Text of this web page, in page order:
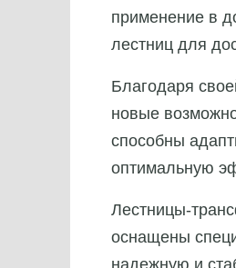
применение в
лестниц для
Благодаря
новые
способны
оптимальную
Лестницы-
оснащены
надежную и